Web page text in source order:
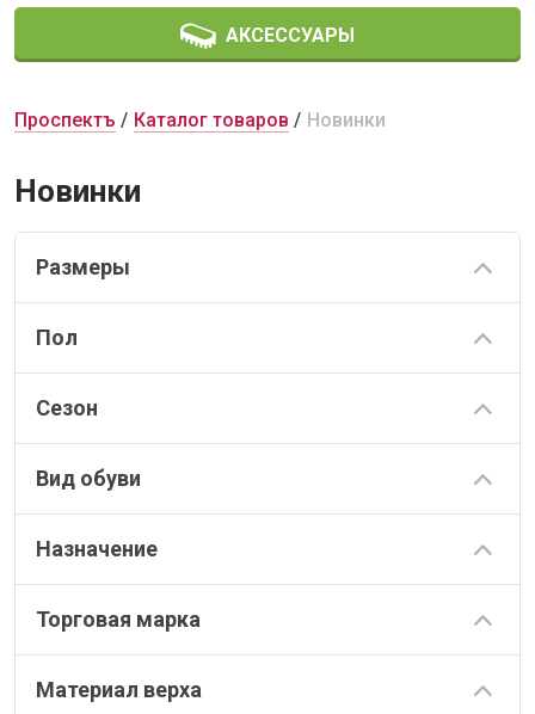
АКСЕССУАРЫ
Проспектъ Каталог товаров Новинки
Новинки
Размеры
Пол
Сезон
Вид обуви
Назначение
Торговая марка
Материал верха